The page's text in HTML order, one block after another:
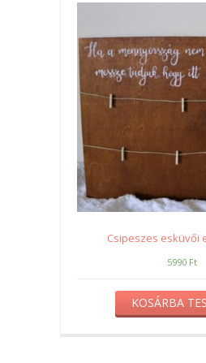
Csipeszes esküvői
5990 Ft
KOSÁRBA